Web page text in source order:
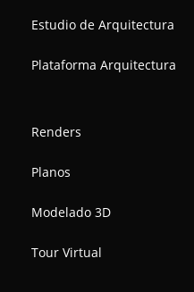
Estudio de Arquitectura
Plataforma Arquitectura
Renders
Planos
Modelado 3D
Tour Virtual